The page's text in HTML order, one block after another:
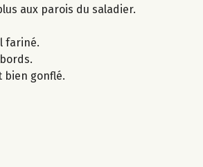
aux parois du saladier.
fariné.
bien gonflé.